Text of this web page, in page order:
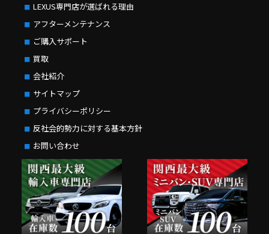
LEXUS専門店が選ばれる理由
アフターメンテナンス
ご購入サポート
買取
会社紹介
サイトマップ
プライバシーポリシー
反社会的勢力に対する基本方針
お問い合わせ